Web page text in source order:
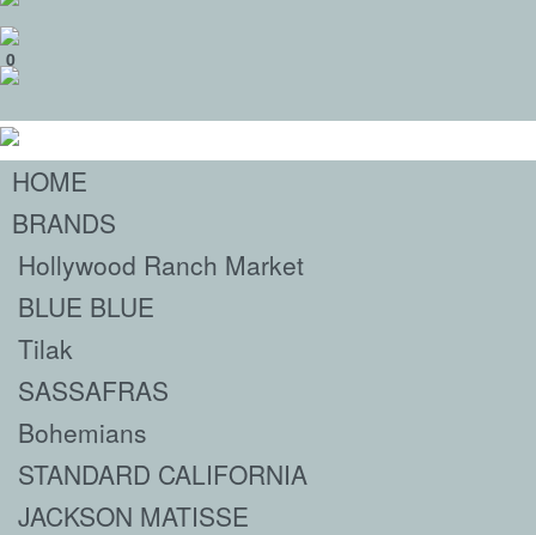
0
HOME
BRANDS
Hollywood Ranch Market
BLUE BLUE
Tilak
SASSAFRAS
Bohemians
STANDARD CALIFORNIA
JACKSON MATISSE